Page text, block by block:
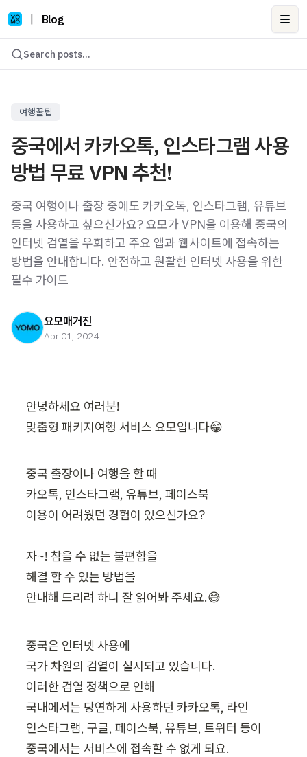
Blog
Search posts...
여행꿀팁
중국에서 카카오톡, 인스타그램 사용
방법 무료 VPN 추천!
중국 여행이나 출장 중에도 카카오톡, 인스타그램, 유튜브
등을 사용하고 싶으신가요? 요모가 VPN을 이용해 중국의
인터넷 검열을 우회하고 주요 앱과 웹사이트에 접속하는
방법을 안내합니다. 안전하고 원활한 인터넷 사용을 위한
필수 가이드
요모매거진
Apr 01, 2024
안녕하세요 여러분!
맞춤형 패키지여행 서비스 요모입니다😁
중국 출장이나 여행을 할 때
카오톡, 인스타그램, 유튜브, 페이스북
이용이 어려웠던 경험이 있으신가요?
자~! 참을 수 없는 불편함을
해결 할 수 있는 방법을
안내해 드리려 하니 잘 읽어봐 주세요.😅
중국은 인터넷 사용에
국가 차원의 검열이 실시되고 있습니다.
이러한 검열 정책으로 인해
국내에서는 당연하게 사용하던 카카오톡, 라인
인스타그램, 구글, 페이스북, 유튜브, 트위터 등이
중국에서는 서비스에 접속할 수 없게 되요.